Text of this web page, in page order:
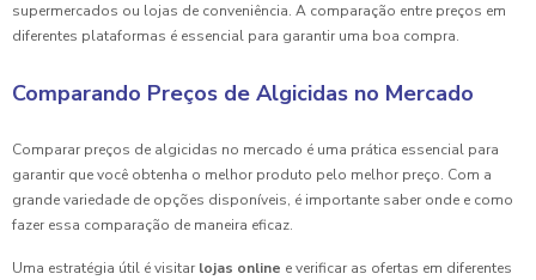
supermercados ou lojas de conveniência. A comparação entre preços em
diferentes plataformas é essencial para garantir uma boa compra.
Comparando Preços de Algicidas no Mercado
Comparar preços de algicidas no mercado é uma prática essencial para
garantir que você obtenha o melhor produto pelo melhor preço. Com a
grande variedade de opções disponíveis, é importante saber onde e como
fazer essa comparação de maneira eficaz.
Uma estratégia útil é visitar lojas online e verificar as ofertas em diferentes